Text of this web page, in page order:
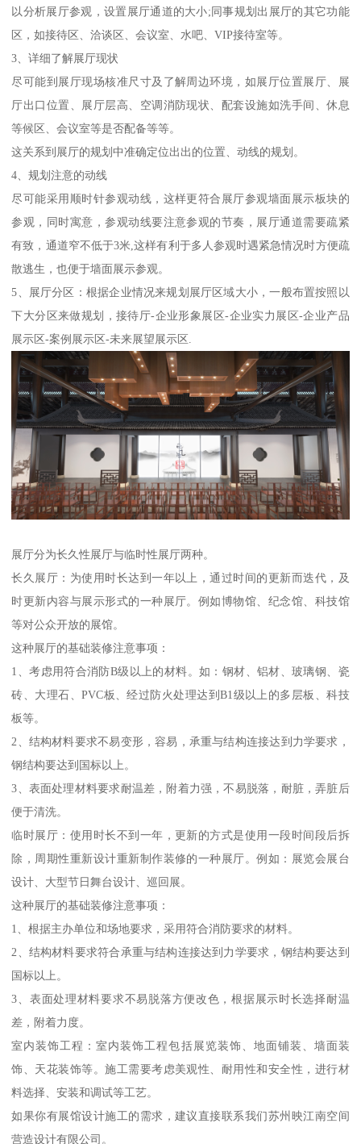
以分析展厅参观，设置展厅通道的大小;同事规划出展厅的其它功能
区，如接待区、洽谈区、会议室、水吧、VIP接待室等。
3、详细了解展厅现状
尽可能到展厅现场核准尺寸及了解周边环境，如展厅位置展厅、展
厅出口位置、展厅层高、空调消防现状、配套设施如洗手间、休息
等候区、会议室等是否配备等等。
这关系到展厅的规划中准确定位出出的位置、动线的规划。
4、规划注意的动线
尽可能采用顺时针参观动线，这样更符合展厅参观墙面展示板块的
参观，同时寓意，参观动线要注意参观的节奏，展厅通道需要疏紧
有致，通道窄不低于3米,这样有利于多人参观时遇紧急情况时方便疏
散逃生，也便于墙面展示参观。
5、展厅分区：根据企业情况来规划展厅区域大小，一般布置按照以
下大分区来做规划，接待厅-企业形象展区-企业实力展区-企业产品
展示区-案例展示区-未来展望展示区.
展厅分为长久性展厅与临时性展厅两种。
长久展厅：为使用时长达到一年以上，通过时间的更新而迭代，及
时更新内容与展示形式的一种展厅。例如博物馆、纪念馆、科技馆
等对公众开放的展馆。
这种展厅的基础装修注意事项：
1、考虑用符合消防B级以上的材料。如：钢材、铝材、玻璃钢、瓷
砖、大理石、PVC板、经过防火处理达到B1级以上的多层板、科技
板等。
2、结构材料要求不易变形，容易，承重与结构连接达到力学要求，
钢结构要达到国标以上。
3、表面处理材料要求耐温差，附着力强，不易脱落，耐脏，弄脏后
便于清洗。
临时展厅：使用时长不到一年，更新的方式是使用一段时间段后拆
除，周期性重新设计重新制作装修的一种展厅。例如：展览会展台
设计、大型节日舞台设计、巡回展。
这种展厅的基础装修注意事项：
1、根据主办单位和场地要求，采用符合消防要求的材料。
2、结构材料要求符合承重与结构连接达到力学要求，钢结构要达到
国标以上。
3、表面处理材料要求不易脱落方便改色，根据展示时长选择耐温
差，附着力度。
室内装饰工程：室内装饰工程包括展览装饰、地面铺装、墙面装
饰、天花装饰等。施工需要考虑美观性、耐用性和安全性，进行材
料选择、安装和调试等工艺。
如果你有展馆设计施工的需求，建议直接联系我们苏州映江南空间
营造设计有限公司。